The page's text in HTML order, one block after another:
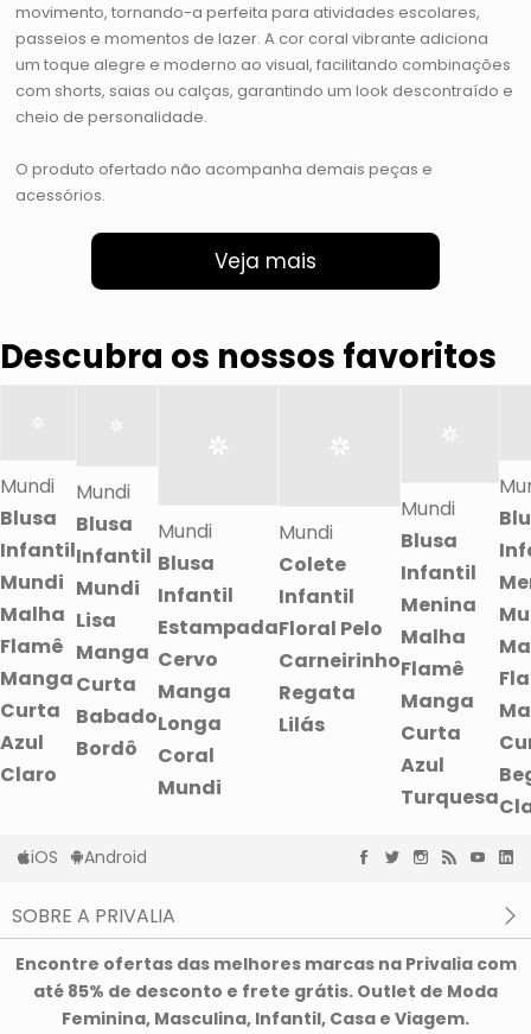
movimento, tornando-a perfeita para atividades escolares,
passeios e momentos de lazer. A cor coral vibrante adiciona
um toque alegre e moderno ao visual, facilitando combinações
com shorts, saias ou calças, garantindo um look descontraído e
cheio de personalidade.
O produto ofertado não acompanha demais peças e
acessórios.
Veja mais
Descubra os nossos favoritos
Mundi
Blusa
Infantil
Mundi
Malha
Flamê
Manga
Curta
Azul
Claro
Mundi
Blusa
Infantil
Mundi
Lisa
Manga
Curta
Babado
Bordô
Mundi
Blusa
Infantil
Estampada
Cervo
Manga
Longa
Coral
Mundi
Mundi
Colete
Infantil
Floral Pelo
Carneirinho
Regata
Lilás
Mundi
Blusa
Infantil
Menina
Malha
Flamê
Manga
Curta
Azul
Turquesa
iOS Android
SOBRE A PRIVALIA
Privacidade e Cookies
Condições de uso
Encontre ofertas das melhores marcas na Privalia com
até 85% de desconto e frete grátis. Outlet de Moda
Feminina, Masculina, Infantil, Casa e Viagem.